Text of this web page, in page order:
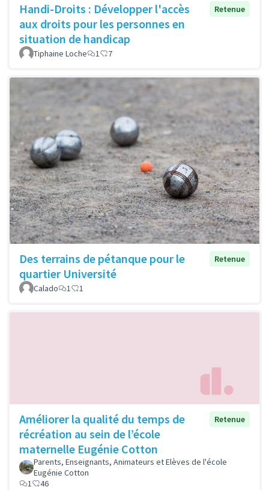
Handi-Droits : Développer l'accès
aux droits pour les personnes en
situation de handicap
Retenue
Tiphaine Loche 1 7
Des terrains de pétanque pour le
quartier Université
Retenue
Calado 1 1
Améliorer la qualité du temps de
récréation au sein de l’école
maternelle Eugénie Cotton
Retenue
Parents, Enseignants, Animateurs et Elèves de l'école
Eugénie Cotton
1
46